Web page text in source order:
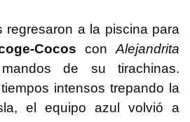
regresaron a la piscina para
Cocos conAlejandrita
de su tirachinas.
intensos trepando la
el equipo azul volvió a